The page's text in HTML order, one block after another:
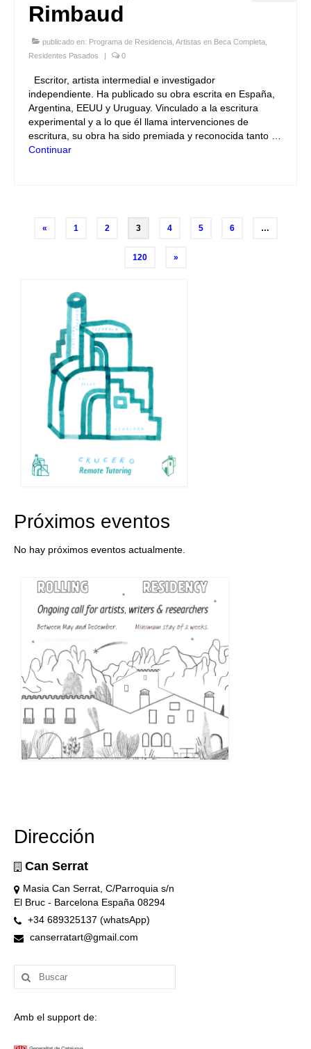
Rimbaud
publicado en: Programa de Residencia Artistas en Beca Completa
Residentes Pasados
| 0
Escritor, artista intermedial e investigador
independiente. Ha publicado su obra escrita en España,
Argentina, EEUU y Uruguay. Vinculado a la escritura
experimental y a lo que él llama intervenciones de
escritura, su obra ha sido premiada y reconocida tanto …
Continuar
Navegación
« 1 2 3 4 5 6 …
120 »
Próximos eventos
No hay próximos eventos actualmente.
Dirección
Can Serrat
Masia Can Serrat, C/Parroquia s/n
El Bruc - Barcelona España 08294
+34 689325137 (whatsApp)
canserratart@gmail.com
Buscar
por:
Amb el support de: